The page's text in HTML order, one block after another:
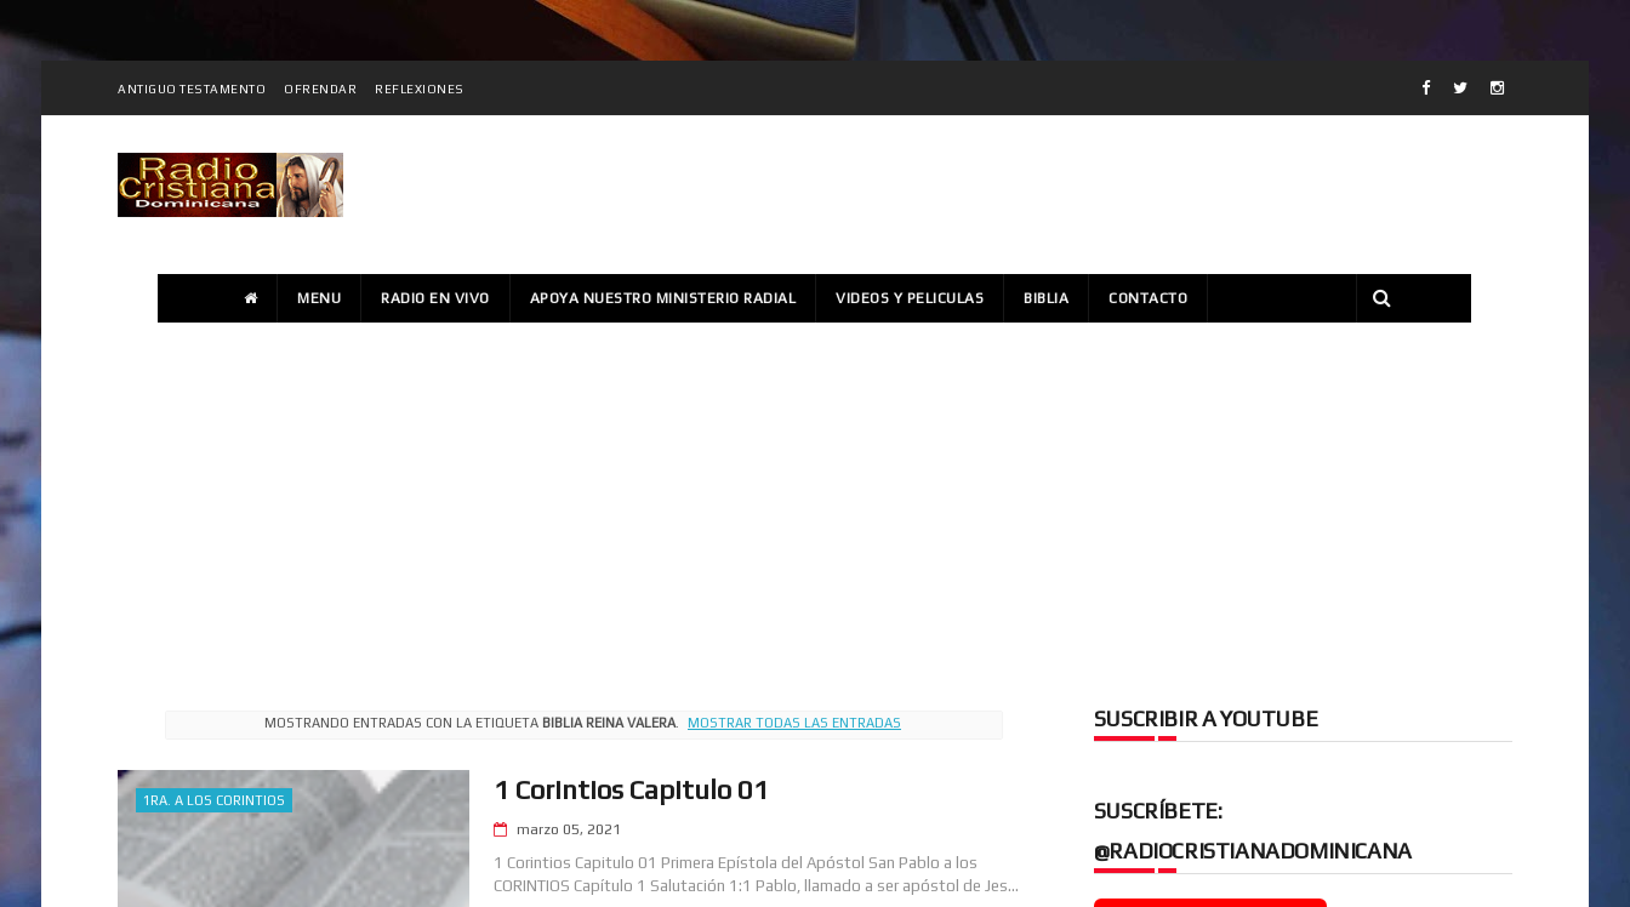
ANTIGUO TESTAMENTO OFRENDAR REFLEXIONES
MENU RADIO EN VIVO APOYA NUESTRO MINISTERIO RADIAL VIDEOS Y PELICULAS BIBLIA CONTACTO
MOSTRANDO ENTRADAS CON LA ETIQUETA BIBLIA REINA VALERA. MOSTRAR TODAS LAS ENTRADAS
1RA. A LOS CORINTIOS 1 Corintios Capitulo 01
marzo 05, 2021
1 Corintios Capitulo 01 Primera Epístola del Apóstol San Pablo a los
CORINTIOS Capítulo 1 Salutación 1:1 Pablo, llamado a ser apóstol de Jes...
SUSCRIBIR A YOUTUBE
SUSCRÍBETE:
@RADIOCRISTIANADOMINICANA